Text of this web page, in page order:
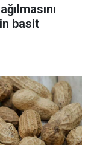
basit